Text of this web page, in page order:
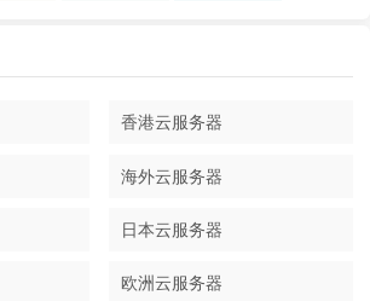
香港云服务器
海外云服务器
日本云服务器
欧洲云服务器